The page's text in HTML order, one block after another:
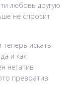
любовь другую
не спросит
искать
и как
негатив
превратив